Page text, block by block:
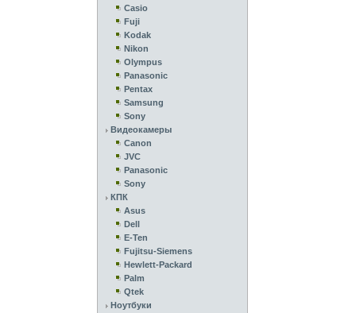
Casio
Fuji
Kodak
Nikon
Olympus
Panasonic
Pentax
Samsung
Sony
Видеокамеры
Canon
JVC
Panasonic
Sony
КПК
Asus
Dell
E-Ten
Fujitsu-Siemens
Hewlett-Packard
Palm
Qtek
Ноутбуки